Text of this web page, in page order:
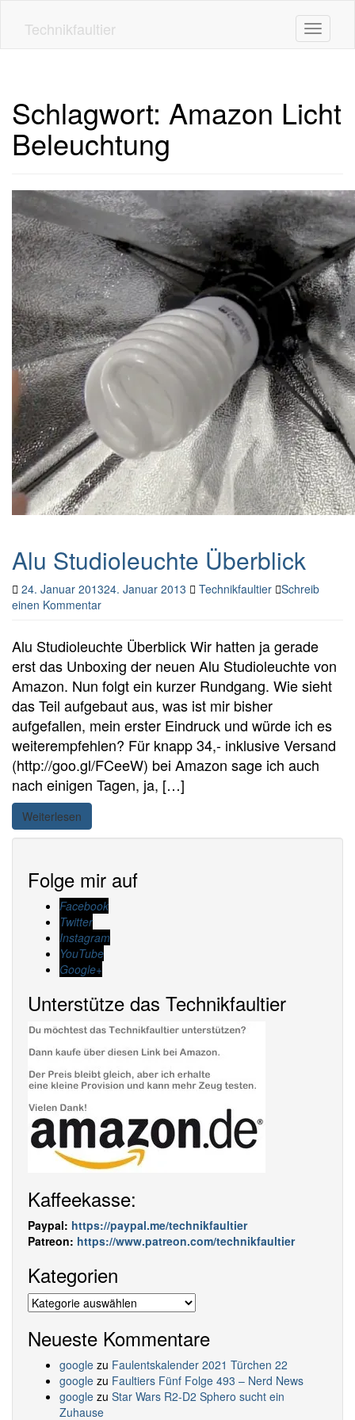
Technikfaultier Toggle
Schlagwort: Amazon Licht
Beleuchtung
Alu Studioleuchte Überblick
24. Januar 201324. Januar 2013 Technikfaultier Schreib
einen Kommentar
Alu Studioleuchte Überblick Wir hatten ja gerade
erst das Unboxing der neuen Alu Studioleuchte von
Amazon. Nun folgt ein kurzer Rundgang. Wie sieht
das Teil aufgebaut aus, was ist mir bisher
aufgefallen, mein erster Eindruck und würde ich es
weiterempfehlen? Für knapp 34,- inklusive Versand
(http://goo.gl/FCeeW) bei Amazon sage ich auch
nach einigen Tagen, ja, […]
Weiterlesen
Folge mir auf
Facebook
Twitter
Instagram
YouTube
Google+
Unterstütze das Technikfaultier
Kaffeekasse:
Paypal: https://paypal.me/technikfaultier
Patreon: https://www.patreon.com/technikfaultier
Kategorien
Kategorien
Neueste Kommentare
google zu Faulentskalender 2021 Türchen 22
google zu Faultiers Fünf Folge 493 – Nerd News
google zu Star Wars R2-D2 Sphero sucht ein
Zuhause